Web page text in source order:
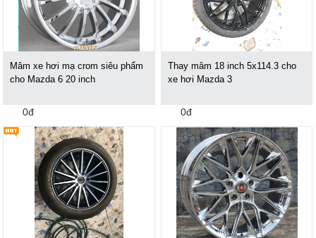
Mâm xe hơi mạ crom siêu phẩm
cho Mazda 6 20 inch
0đ
Thay mâm 18 inch 5x114.3 cho
xe hơi Mazda 3
0đ